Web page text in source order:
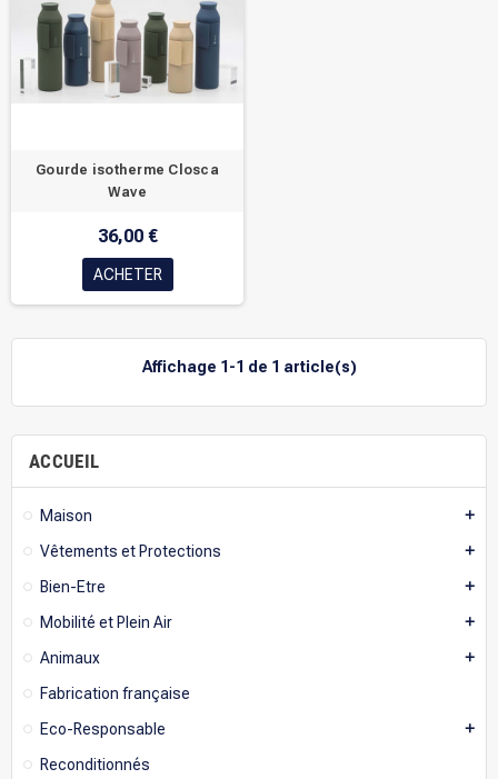
ACCUEIL
Maison add
Vêtements et Protections add
Bien-Etre add
Mobilité et Plein Air add
Animaux add
Fabrication française
Eco-Responsable
add
Reconditionnés
Gourde isotherme Closca
Wave
36,00 €
ACHETER
Affichage 1-1 de 1 article(s)